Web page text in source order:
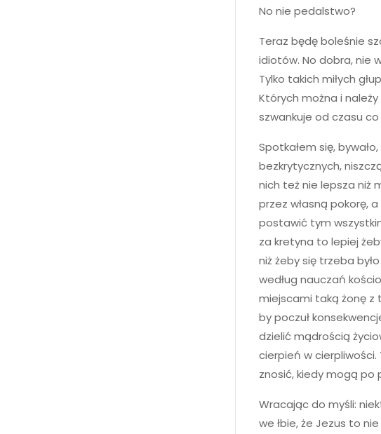
No nie pedalstwo?
Teraz będę boleśnie
idiotów. No dobra, nie
Tylko takich miłych
Których można i
szwankuje od czasu
Spotkałem się,
bezkrytycznych,
nich też nie lepsza niż
przez własną pokorę,
postawić tym
za kretyna to lepiej
niż żeby się trzeba
według nauczań
miejscami taką żonę z
by poczuł
dzielić mądrością
cierpień w
znosić, kiedy mogą po
Wracając do myśli:
we łbie, że Jezus to